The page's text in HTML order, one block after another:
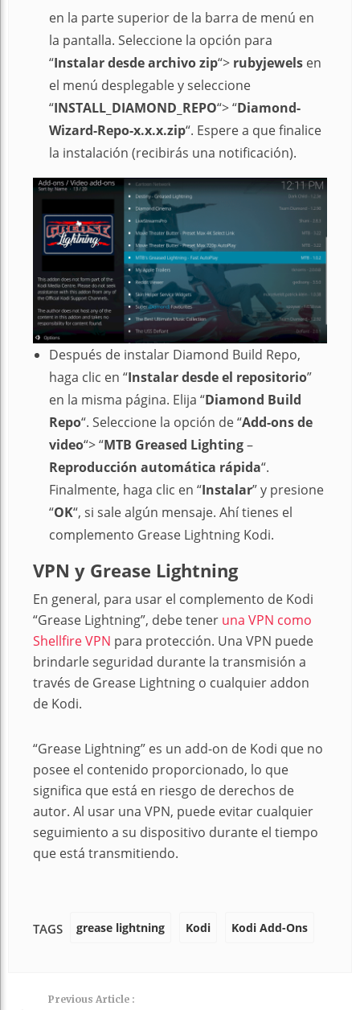
en la parte superior de la barra de menú en
la pantalla. Seleccione la opción para
“Instalar desde archivo zip“> rubyjewels en
el menú desplegable y seleccione
“INSTALL_DIAMOND_REPO“> “Diamond-
Wizard-Repo-x.x.x.zip“. Espere a que finalice
la instalación (recibirás una notificación).
Después de instalar Diamond Build Repo,
haga clic en “Instalar desde el repositorio”
en la misma página. Elija “Diamond Build
Repo“. Seleccione la opción de “Add-ons de
video“> “MTB Greased Lighting–
Reproducción automática rápida“.
Finalmente, haga clic en “Instalar” y presione
“OK“, si sale algún mensaje. Ahí tienes el
complemento Grease Lightning Kodi.
VPN y Grease Lightning
En general, para usar el complemento de Kodi
“Grease Lightning”, debe tener una VPN como
Shellfire VPN para protección. Una VPN puede
brindarle seguridad durante la transmisión a
través de Grease Lightning o cualquier addon
de Kodi.
“Grease Lightning” es un add-on de Kodi que no
posee el contenido proporcionado, lo que
significa que está en riesgo de derechos de
autor. Al usar una VPN, puede evitar cualquier
seguimiento a su dispositivo durante el tiempo
que está transmitiendo.
TAGS grease lightning Kodi Kodi Add-Ons
Previous Article :